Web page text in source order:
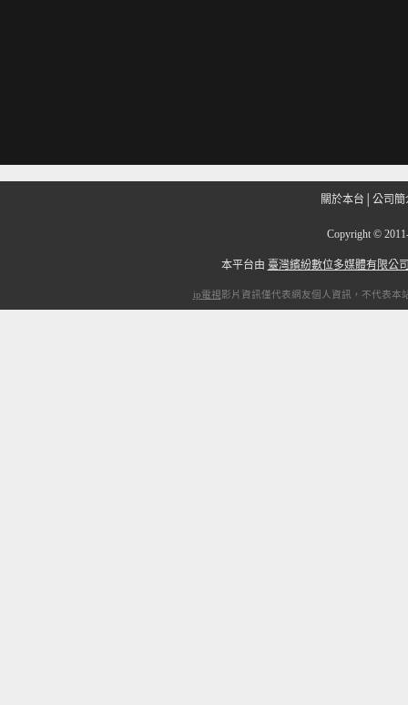
關於本台 公司簡
Copyright ©
本平台由 臺灣繽紛數位多媒體有限公
ip電視影片資訊僅代表網友個人資訊，不代表本